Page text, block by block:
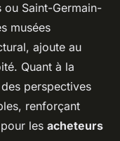
ou Saint-Germain-
musées
ajoute au
Quant à la
perspectives
renforçant
les acheteurs